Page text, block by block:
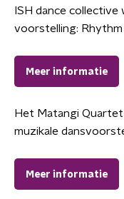
ISH dance
voorstelling: Rhythm
Meer informatie
Het Matangi
muzikale
Meer informatie